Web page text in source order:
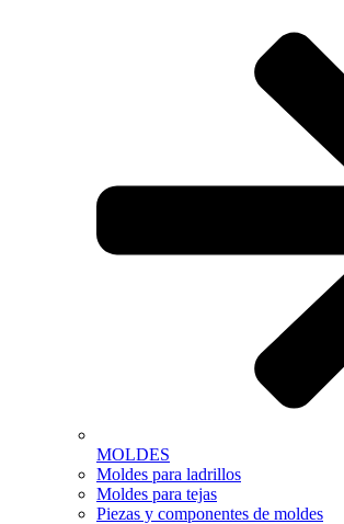
MOLDES
Moldes para ladrillos
Moldes para tejas
Piezas y componentes de moldes